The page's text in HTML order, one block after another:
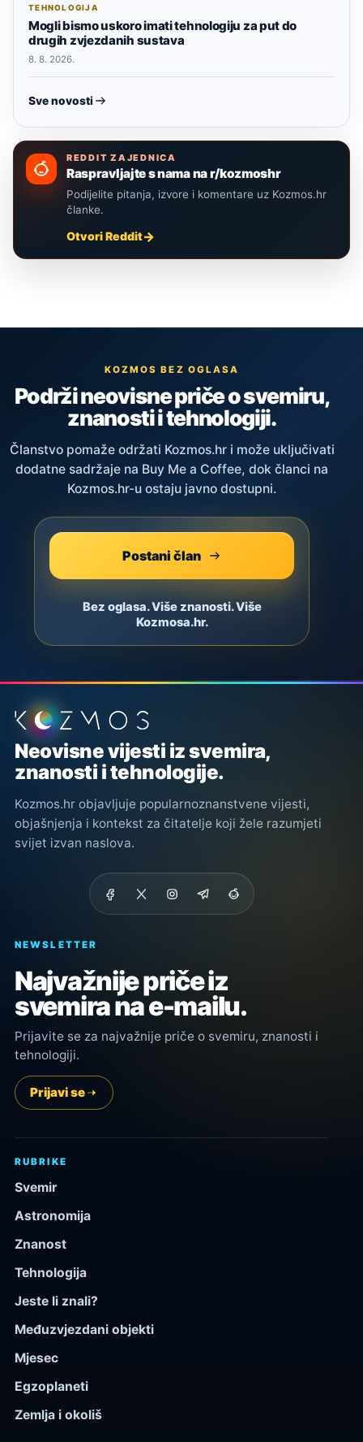
TEHNOLOGIJA
Mogli bismo uskoro imati tehnologiju za put do
drugih zvjezdanih sustava
8. 8. 2026.
Sve novosti
REDDIT ZAJEDNICA
Raspravljajte s nama na r/kozmoshr
Podijelite pitanja, izvore i komentare uz Kozmos.hr
članke.
Otvori Reddit
KOZMOS BEZ OGLASA
Podrži neovisne priče o svemiru,
znanosti i tehnologiji.
Članstvo pomaže održati Kozmos.hr i može uključivati
dodatne sadržaje na Buy Me a Coffee, dok članci na
Kozmos.hr-u ostaju javno dostupni.
Postani član
Bez oglasa. Više znanosti. Više
Kozmosa.hr.
Podnožje stranice
Neovisne vijesti iz svemira,
znanosti i tehnologije.
Kozmos.hr objavljuje popularnoznanstvene vijesti,
objašnjenja i kontekst za čitatelje koji žele razumjeti
svijet izvan naslova.
NEWSLETTER
Najvažnije priče iz
svemira na e-mailu.
Prijavite se za najvažnije priče o svemiru, znanosti i
tehnologiji.
Prijavi se
RUBRIKE
Svemir
Astronomija
Znanost
Tehnologija
Jeste li znali?
Međuzvjezdani objekti
Mjesec
Egzoplaneti
Zemlja i okoliš